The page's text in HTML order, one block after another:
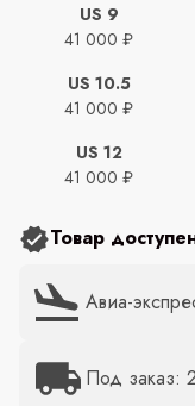
US 9
41 000 ₽
US 10.5
41 000 ₽
US 12
41 000 ₽
Товар
Авиа-
Под заказ: